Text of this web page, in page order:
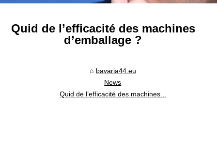
Quid de l’efficacité des machines
d’emballage ?
bavaria44.eu
News
Quid de l’efficacité des machines...